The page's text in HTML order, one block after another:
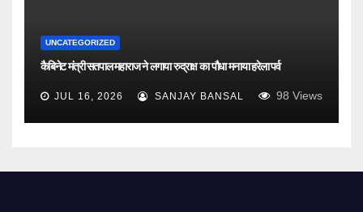
UNCATEGORIZED
कैबिनेट मंत्री सतपाल महाराज ने लगाया रुद्राक्ष का पौधा मनाया हरेला पर्व
JUL 16, 2026 SANJAY BANSAL 98 Views